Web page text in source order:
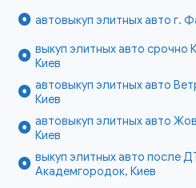
автовыкуп элитных авто г.
выкуп элитных авто срочно
Киев
автовыкуп элитных авто
Киев
автовыкуп элитных авто
Киев
выкуп элитных авто после
Академгородок, Киев